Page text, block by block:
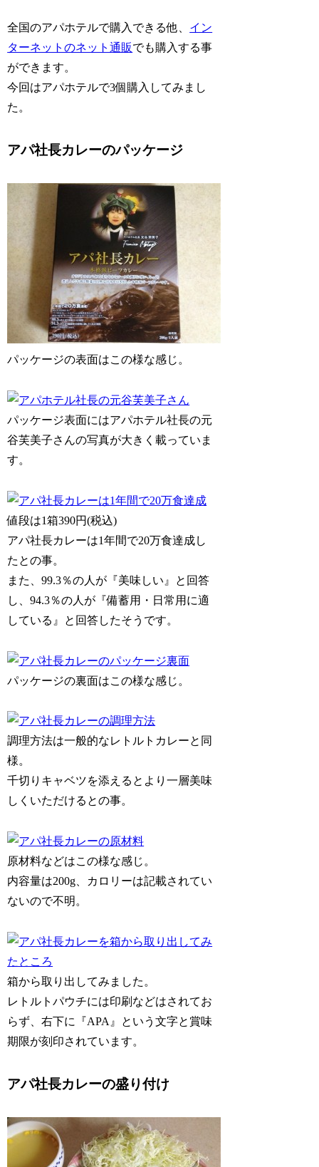
全国のアパホテルで購入できる他、 イン
ターネットのネット通販でも購入する事
ができます。
今回はアパホテルで3個購入してみまし
た。
アパ社長カレーのパッケージ
パッケージの表面はこの様な感じ。
パッケージ表面にはアパホテル社長の元
谷芙美子さんの写真が大きく載っていま
す。
値段は1箱390円(税込)
アパ社長カレーは1年間で20万食達成し
たとの事。
また、99.3％の人が『美味しい』と回答
し、94.3％の人が『備蓄用・日常用に適
している』と回答したそうです。
パッケージの裏面はこの様な感じ。
調理方法は一般的なレトルトカレーと同
様。
千切りキャベツを添えるとより一層美味
しくいただけるとの事。
原材料などはこの様な感じ。
内容量は200g、カロリーは記載されてい
ないので不明。
箱から取り出してみました。
レトルトパウチには印刷などはされてお
らず、右下に『APA』という文字と賞味
期限が刻印されています。
アパ社長カレーの盛り付け